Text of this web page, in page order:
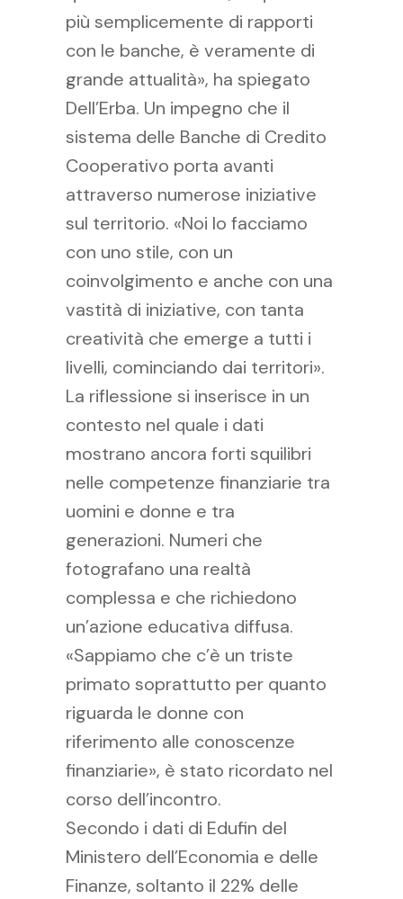
più semplicemente di rapporti
con le banche, è veramente di
grande attualità», ha spiegato
Dell’Erba. Un impegno che il
sistema delle Banche di Credito
Cooperativo porta avanti
attraverso numerose iniziative
sul territorio. «Noi lo facciamo
con uno stile, con un
coinvolgimento e anche con una
vastità di iniziative, con tanta
creatività che emerge a tutti i
livelli, cominciando dai territori».
La riflessione si inserisce in un
contesto nel quale i dati
mostrano ancora forti squilibri
nelle competenze finanziarie tra
uomini e donne e tra
generazioni. Numeri che
fotografano una realtà
complessa e che richiedono
un’azione educativa diffusa.
«Sappiamo che c’è un triste
primato soprattutto per quanto
riguarda le donne con
riferimento alle conoscenze
finanziarie», è stato ricordato nel
corso dell’incontro.
Secondo i dati di Edufin del
Ministero dell’Economia e delle
Finanze, soltanto il 22% delle